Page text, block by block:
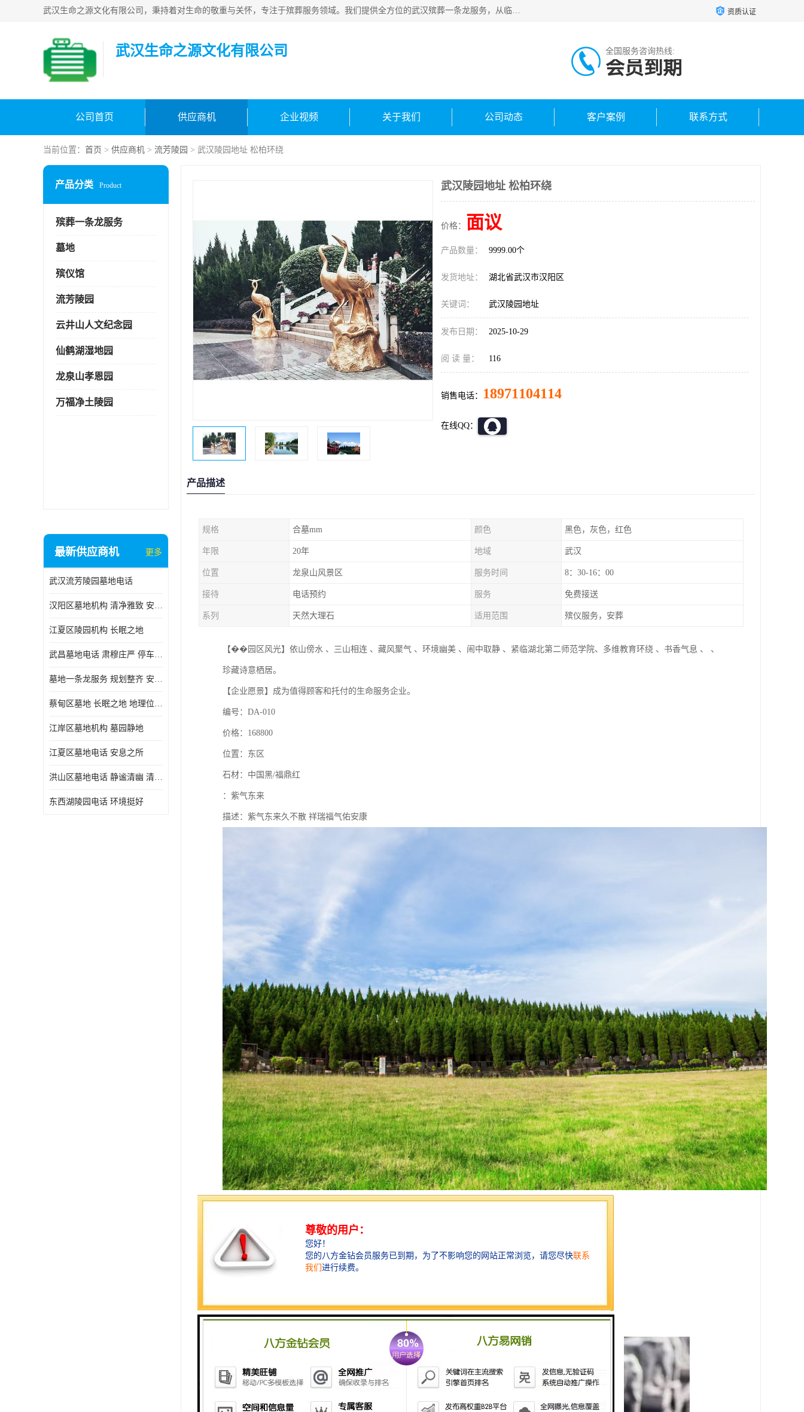
武汉生命之源文化有限公司，秉持着对生命的敬重与关怀，专注于殡葬服务领域。我们提供全方位的武汉殡葬一条龙服务，从临终关怀开始，到后事的妥善处理，每个环节都精心安排。专业团队严格依照规范，为逝者净身、穿衣，庄重地接运遗体，提供优质的遗体整理与妆扮服务。告别仪式策划、火化手续办理以及骨灰安置等事务，也都有专人协助。 资质认证
武汉生命之源文化有限公司 全国服务咨询热线:
会员到期
公司首页 供应商机 企业视频 关于我们 公司动态 客户案例 联系方式
当前位置： 首页 > 供应商机 > 流芳陵园 > 武汉陵园地址 松柏环绕
产品分类 Product
殡葬一条龙服务
墓地
殡仪馆
流芳陵园
云井山人文纪念园
仙鹤湖湿地园
龙泉山孝恩园
万福净土陵园
最新供应商机 更多
武汉流芳陵园墓地电话
汉阳区墓地机构 清净雅致 安息之所
江夏区陵园机构 长眠之地
武昌墓地电话 肃穆庄严 停车方便
墓地一条龙服务 规划整齐 安息之所
蔡甸区墓地 长眠之地 地理位置好
江岸区墓地机构 墓园静地
江夏区墓地电话 安息之所
洪山区墓地电话 静谧清幽 清净雅致
东西湖陵园电话 环境挺好
武汉陵园地址 松柏环绕
价格： 面议
产品数量： 9999.00个
发货地址： 湖北省武汉市汉阳区
关键词： 武汉陵园地址
发布日期： 2025-10-29
阅 读 量： 116
销售电话： 18971104114
在线QQ：
产品描述
规格 合墓mm 颜色 黑色，灰色，红色
年限 20年 地域 武汉
位置 龙泉山风景区 服务时间 8：30-16：00
接待 电话预约 服务 免费接送
系列 天然大理石 适用范围 殡仪服务，安葬
【��园区风光】依山傍水 、三山相连 、藏风聚气 、环境幽美 、闹中取静 、紧临湖北第二师范学院、多维教育环绕 、书香气息 、 、
珍藏诗意栖居。
【企业愿景】成为值得顾客和托付的生命服务企业。
编号：DA-010
价格：168800
位置：东区
石材：中国黑/福鼎红
：紫气东来
描述：紫气东来久不散 祥瑞福气佑安康
价格：59800
位置：孝苑区
：砂环水抱